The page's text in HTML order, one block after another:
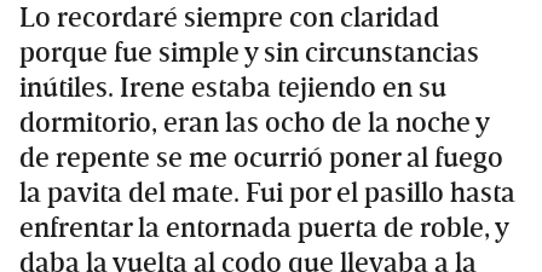
Lo recordaré siempre con claridad
porque fue simple y sin circunstancias
inútiles. Irene estaba tejiendo en su
dormitorio, eran las ocho de la noche y
de repente se me ocurrió poner al fuego
la pavita del mate. Fui por el pasillo hasta
enfrentar la entornada puerta de roble, y
daba la vuelta al codo que llevaba a la